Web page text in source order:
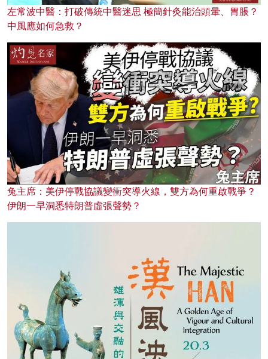
左常波中醫：打破傳統中醫迷思 極簡針灸能治頭暈、胃脹？
中風應如何急救？
兔主席：美伊停戰協議變衝突導火線，雙方為何重啟戰爭？
伊朗一早洞悉特朗普虛張聲勢？